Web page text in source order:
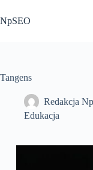
do
treści
NpSEO
Tangens
Redakcja
Edukacja